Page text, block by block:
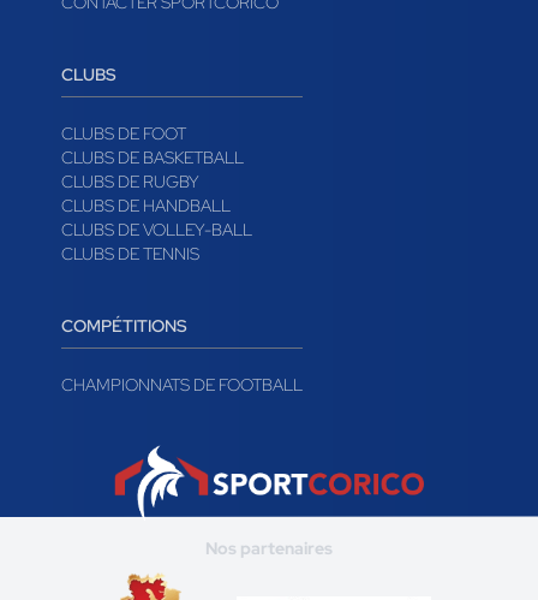
CLUBS
CLUBS DE FOOT
CLUBS DE BASKETBALL
CLUBS DE RUGBY
CLUBS DE HANDBALL
CLUBS DE VOLLEY-BALL
CLUBS DE TENNIS
COMPÉTITIONS
CHAMPIONNATS DE FOOTBALL
Nos partenaires